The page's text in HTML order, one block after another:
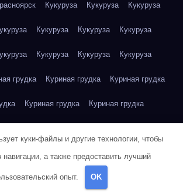
Кукуруза Кукуруза Кукуруза
Кукуруза Кукуруза Кукуруза
Кукуруза Кукуруза Кукуруза
грудка Куриная грудка Куриная грудка
Куриная грудка Куриная грудка
Куриная грудка Куриная грудка
Куриная грудка Куриная грудка
куки-файлы и другие технологии, чтобы
а также предоставить лучший
опыт. OK